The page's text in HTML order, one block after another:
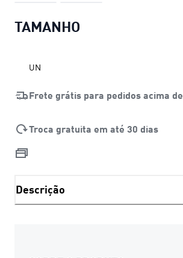
TAMANHO
UN
Frete grátis para pedidos acima de
Troca gratuita em até 30 dias
Descrição